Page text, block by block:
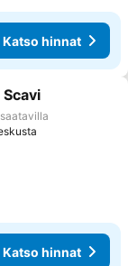
Katso hinnat
Scavi
Katso hinnat